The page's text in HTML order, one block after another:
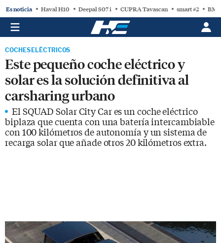
Es noticia Haval H10 Deepal S07 i CUPRA Tavascan smart #2
COCHES ELÉCTRICOS
Este pequeño coche eléctrico y
solar es la solución definitiva al
carsharing urbano
El SQUAD Solar City Car es un coche eléctrico
biplaza que cuenta con una batería intercambiable
con 100 kilómetros de autonomía y un sistema de
recarga solar que añade otros 20 kilómetros extra.